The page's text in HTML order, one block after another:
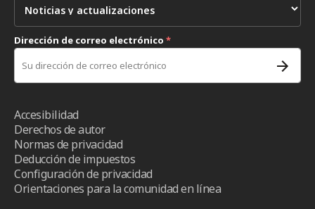
Dirección de correo electrónico *
Accesibilidad
Derechos de autor
Normas de privacidad
Deducción de impuestos
Configuración de privacidad
Orientaciones para la comunidad en línea